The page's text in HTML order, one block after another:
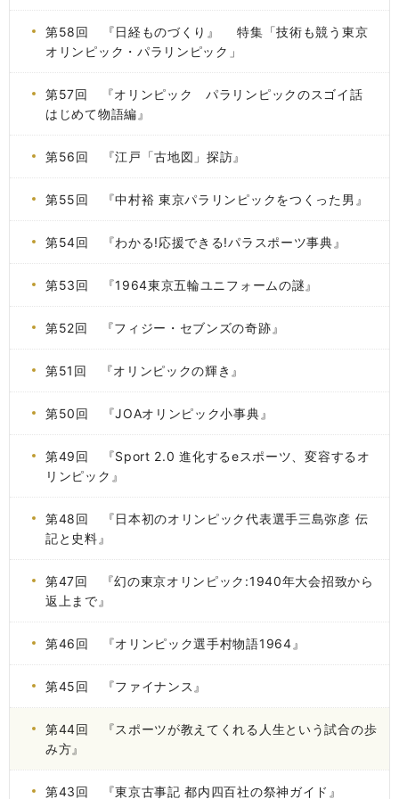
第58回 『日経ものづくり』 特集「技術も競う東京
オリンピック・パラリンピック」
第57回 『オリンピック パラリンピックのスゴイ話
はじめて物語編』
第56回 『江戸「古地図」探訪』
第55回 『中村裕 東京パラリンピックをつくった男』
第54回 『わかる!応援できる!パラスポーツ事典』
第53回 『1964東京五輪ユニフォームの謎』
第52回 『フィジー・セブンズの奇跡』
第51回 『オリンピックの輝き』
第50回 『JOAオリンピック小事典』
第49回 『Sport 2.0 進化するeスポーツ、変容するオ
リンピック』
第48回 『日本初のオリンピック代表選手三島弥彦 伝
記と史料』
第47回 『幻の東京オリンピック:1940年大会招致から
返上まで』
第46回 『オリンピック選手村物語1964』
第45回 『ファイナンス』
第44回 『スポーツが教えてくれる人生という試合の歩
み方』
第43回 『東京古事記 都内四百社の祭神ガイド』